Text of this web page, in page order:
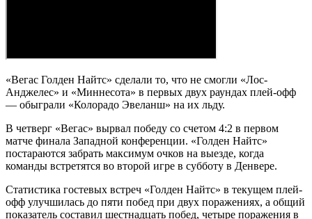
«Вегас Голден Найтс» сделали то, что не смогли «Лос-
Анджелес» и «Миннесота» в первых двух раундах плей-офф
— обыграли «Колорадо Эвеланш» на их льду.
В четверг «Вегас» вырвал победу со счетом 4:2 в первом
матче финала Западной конференции. «Голден Найтс»
постараются забрать максимум очков на выезде, когда
команды встретятся во второй игре в субботу в Денвере.
Статистика гостевых встреч «Голден Найтс» в текущем плей-
офф улучшилась до пяти побед при двух поражениях, а общий
показатель составил шестнадцать побед, четыре поражения в